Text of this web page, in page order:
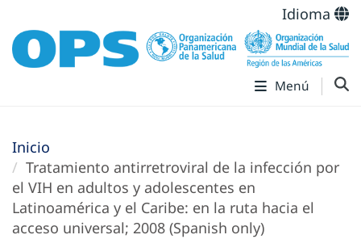
Idioma
Menú
Inicio
Tratamiento antirretroviral de la infección por
el VIH en adultos y adolescentes en
Latinoamérica y el Caribe: en la ruta hacia el
acceso universal; 2008 (Spanish only)